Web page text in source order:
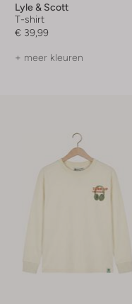
Lyle & Scott
T-shirt
€ 39,99
+ meer kleuren